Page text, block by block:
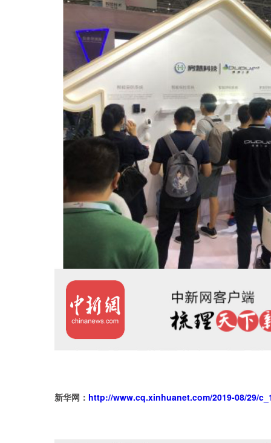
新华网： http://www.cq.xinhuanet.com/2019-08/29/